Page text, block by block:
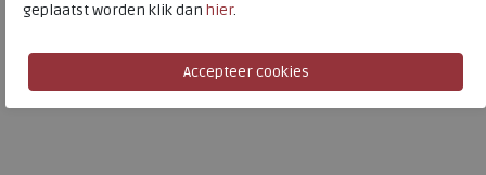
Toon alles vanECCO
Naar allesneakers / veterschoenen
geplaatst worden klik dan hier.